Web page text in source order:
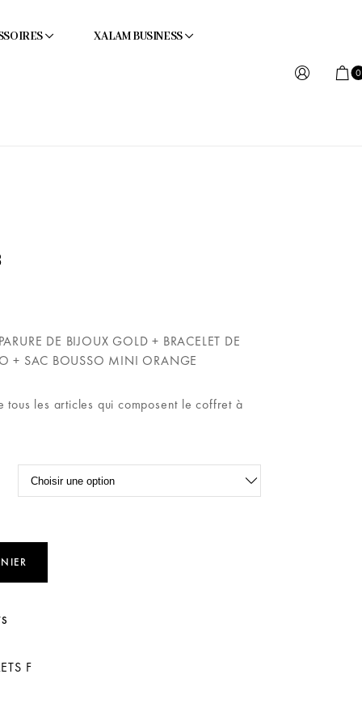
XALAM BUSINESS
0
DE BIJOUX GOLD + BRACELET DE
+ SAC BOUSSO MINI ORANGE
tous les articles qui composent le coffret à
F